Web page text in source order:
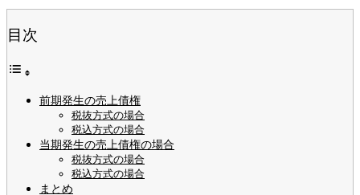
目次
前期発生の売上債権
税抜方式の場合
税込方式の場合
当期発生の売上債権の場合
税抜方式の場合
税込方式の場合
まとめ